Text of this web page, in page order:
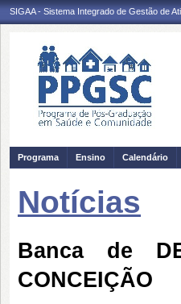
SIGAA - Sistema Integrado de Gestão de
Programa Ensino Calendário
Notícias
Banca de
CONCEIÇÃO